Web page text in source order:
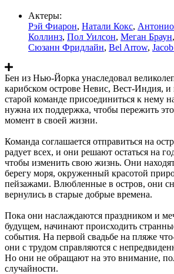
Актеры:
Рэй Фиарон, Натали Кокс,
Коллинз, Пол Уилсон, Меган Браун,
Сюзанн Фридлайн, Bel Arrow,
Бен из Нью-Йорка унаследовал
карибском острове Невис, Вест-Индия, и
старой команде присоединиться к нему
нужна их поддержка, чтобы пережить
момент в своей жизни.
Команда соглашается отправиться на
радует всех, и они решают остаться на
чтобы изменить свою жизнь. Они
берегу моря, окруженный красотой
пейзажами. Влюбленные в остров, они
вернулись в старые добрые времена.
Пока они наслаждаются праздником и
будущем, начинают происходить
события. На первой свадьбе на пляже
они с трудом справляются с
Но они не обращают на это внимание,
случайности.